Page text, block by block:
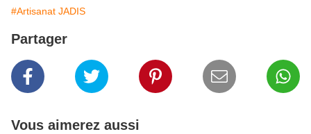
#Artisanat JADIS
Partager
Vous aimerez aussi